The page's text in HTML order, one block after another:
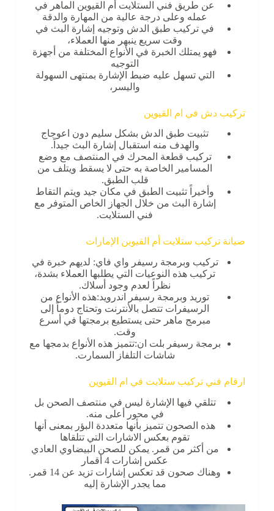
عن طريق فني الستلايت أم القيوين الماهر في
عمله وعلى درجة عالية من المهارة والدقة
في تركيب طبق الدش وتوجيه إشارة البث في
وقت سريع ينبهر منها العملاء،
فهو يمتلك الخبرة في الأنواع المختلفة من أجهزة
التوجيه
التي تسهل عليه ضبط الإشارة بمنتهى السهولة
واليسر،
تثبيت طبق الدش بشكل سليم دون اعوجاج
والهدف منه استقبال إشارة البث جيداً.
تركيب قطعة المحرك في المنتصف مع وضع
المسامير الخاصة به حتى لا يسقط ويتلف من
قلب الطبق.
وأخيراً تثبيت الطبق في مكان جيد ويتم التقاط
إشارة البث من خلال الجهاز الخاص المتوفر مع
فني الستلايت.
صيانة تركيب ستلايت أم القيوين الإمارات
تركيب وبرمجة رسيفر واي فاي: لديهم خبرة في
تركيب هذه النوعيات التي يطلبها العملاء بشدة،
نظراً لعدم وجود أسلاك.
توريد وبرمجة رسيفر اندرويد:هذه الأنواع من
الرسيفرات تتصل بالأنترنت وتحتاج دوماً إلى
مبرمج ماهر حتى يستطيع برمجتها في أسرع
وقت.
برمجة رسيفر بلت ان:تتميز هذه الأنواع بدمجها مع
شاشات التلفاز السمارت.
ارقام فني تركيب ستلايت في ام القيوين
تتلقي فيها الإشارة ليس في منتصف الصحن بل
في محور أعلى منه.
هذه الصحون تتميز بأنها متعددة البؤر بمعنى أنها
تقوم بعكس الاشارات التي تتلقاها
من أكثر من قمر. يمكن للصحن البيضاوي العادي
عكس إشارات 4 أقمار
وهناك صحون قد تعكس إشارات تزيد عن 14 قمر.
مما يجدر الإشارة إليه